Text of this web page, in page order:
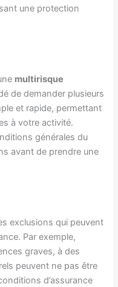
une protection
multirisque
de demander plusieurs
et rapide, permettant
à votre activité.
générales du
avant de prendre une
exclusions qui peuvent
Par exemple,
graves, à des
peuvent ne pas être
d’assurance